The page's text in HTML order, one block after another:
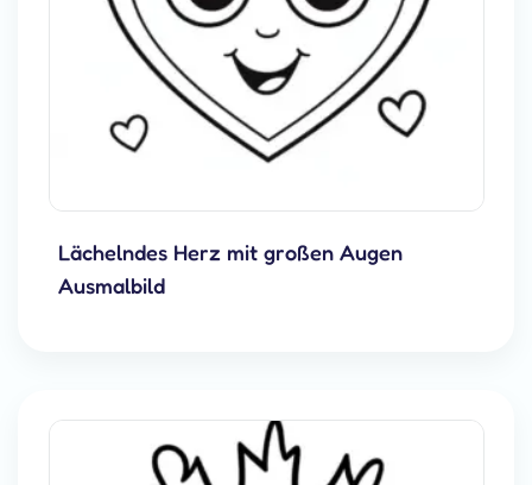
Lächelndes Herz mit großen Augen
Ausmalbild